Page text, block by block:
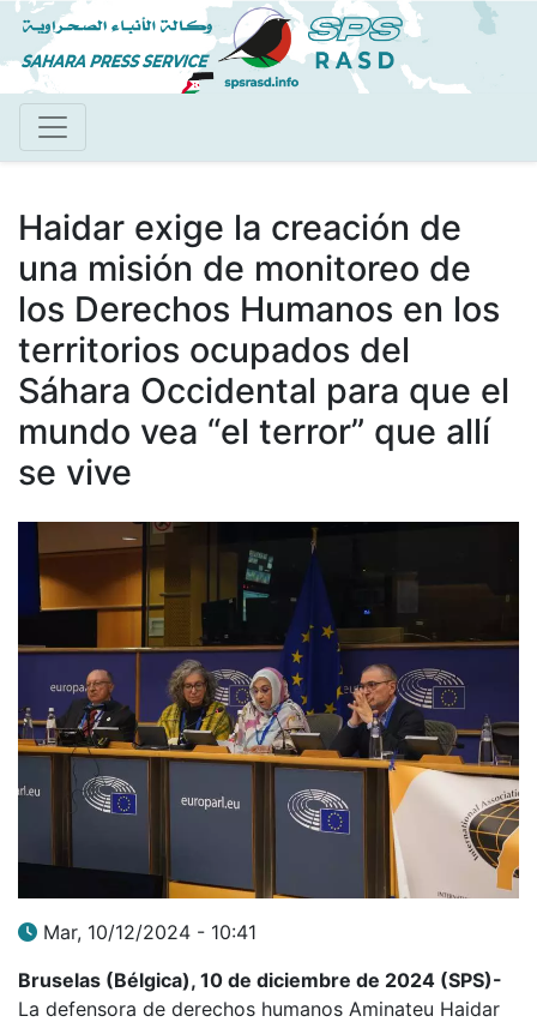
Pasar
al
contenido
Haidar exige la creación de
una misión de monitoreo de
los Derechos Humanos en los
territorios ocupados del
Sáhara Occidental para que el
mundo vea “el terror” que allí
se vive
Mar, 10/12/2024 - 10:41
Bruselas (Bélgica), 10 de diciembre de 2024 (SPS)-
La defensora de derechos humanos Aminateu Haidar